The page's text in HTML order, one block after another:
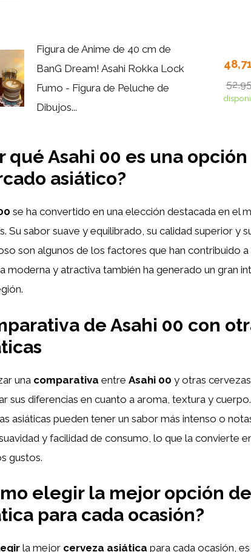
Figura de Anime de 40 cm de
BanG Dream! Asahi Rokka Lock
Fumo - Figura de Peluche de
Dibujos...
qué Asahi 00 es una
asiático?
se ha convertido en una elección destacada en el
Su sabor suave y equilibrado, su calidad superior y
son algunos de los factores que han contribuido a
moderna y atractiva también ha generado un gran
de Asahi 00 con
una comparativa entre Asahi 00 y otras
sus diferencias en cuanto a aroma, textura y
asiáticas pueden tener un sabor más intenso o
y facilidad de consumo, lo que la convierte
gustos.
elegir la mejor opción
para cada ocasión?
la mejor cerveza asiática para cada ocasión,